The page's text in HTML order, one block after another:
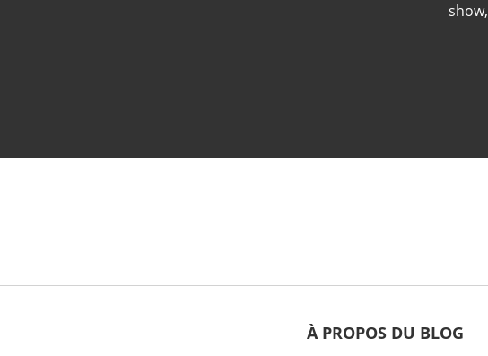
show,
À PROPOS DU BLOG